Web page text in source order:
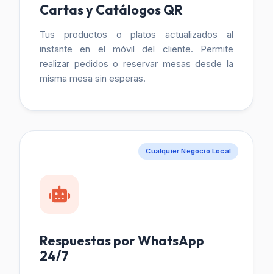
Cartas y Catálogos QR
Tus productos o platos actualizados al
instante en el móvil del cliente. Permite
realizar pedidos o reservar mesas desde la
misma mesa sin esperas.
Cualquier Negocio Local
Respuestas por WhatsApp
24/7